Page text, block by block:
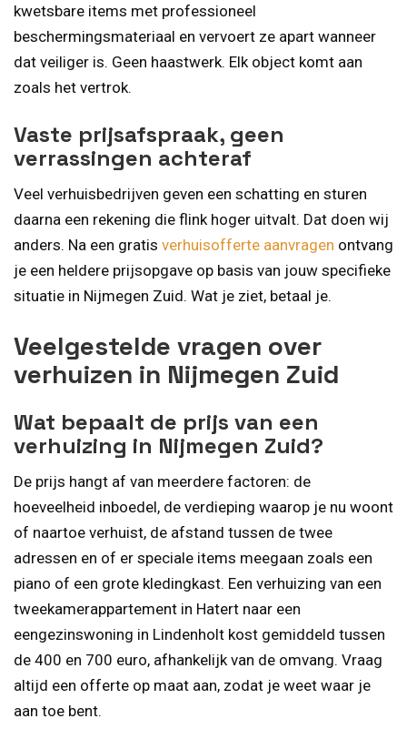
kwetsbare items met professioneel
beschermingsmateriaal en vervoert ze apart wanneer
dat veiliger is. Geen haastwerk. Elk object komt aan
zoals het vertrok.
Vaste prijsafspraak, geen
verrassingen achteraf
Veel verhuisbedrijven geven een schatting en sturen
daarna een rekening die flink hoger uitvalt. Dat doen wij
anders. Na een gratis verhuisofferte aanvragen ontvang
je een heldere prijsopgave op basis van jouw specifieke
situatie in Nijmegen Zuid. Wat je ziet, betaal je.
Veelgestelde vragen over
verhuizen in Nijmegen Zuid
Wat bepaalt de prijs van een
verhuizing in Nijmegen Zuid?
De prijs hangt af van meerdere factoren: de
hoeveelheid inboedel, de verdieping waarop je nu woont
of naartoe verhuist, de afstand tussen de twee
adressen en of er speciale items meegaan zoals een
piano of een grote kledingkast. Een verhuizing van een
tweekamerappartement in Hatert naar een
eengezinswoning in Lindenholt kost gemiddeld tussen
de 400 en 700 euro, afhankelijk van de omvang. Vraag
altijd een offerte op maat aan, zodat je weet waar je
aan toe bent.